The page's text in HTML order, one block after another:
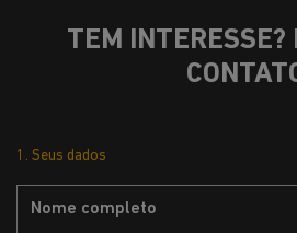
TEM INTERESSE?
1. Seus dados